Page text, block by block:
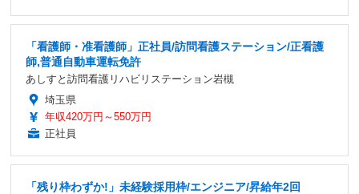
「看護師・准看護師」正社員/訪問看護ステーション/正看護
師,普通自動車運転免許
あしすと訪問看護リハビリステーション岩槻
埼玉県
年収420万円～550万円
正社員
「残り枠わずか!」未経験採用枠/エンジニア/昇給年2回